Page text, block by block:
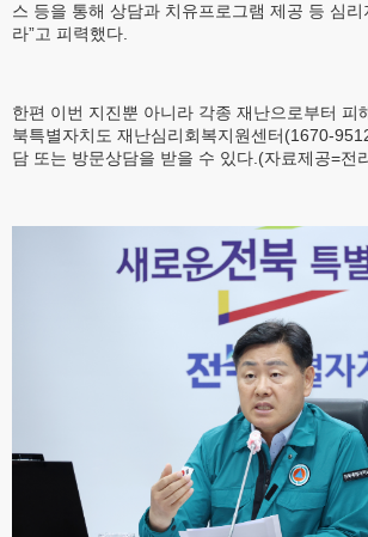
스 등을 통해 상담과 치유프로그램 제공 등 심
라”고 피력했다.
한편 이번 지진뿐 아니라 각종 재난으로부터 피
북특별자치도 재난심리회복지원센터(1670-
담 또는 방문상담을 받을 수 있다.(자료제공=전